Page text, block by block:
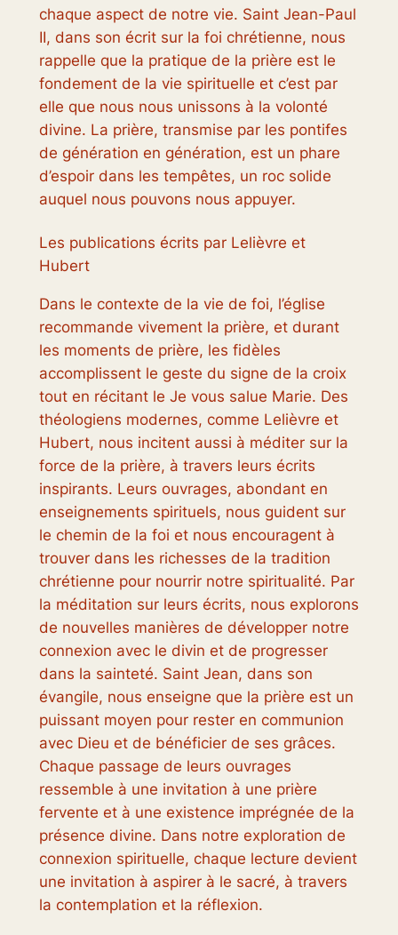
chaque aspect de notre vie. Saint Jean-Paul
II, dans son écrit sur la foi chrétienne, nous
rappelle que la pratique de la prière est le
fondement de la vie spirituelle et c’est par
elle que nous nous unissons à la volonté
divine. La prière, transmise par les pontifes
de génération en génération, est un phare
d’espoir dans les tempêtes, un roc solide
auquel nous pouvons nous appuyer.
Les publications écrits par Lelièvre et
Hubert
Dans le contexte de la vie de foi, l’église
recommande vivement la prière, et durant
les moments de prière, les fidèles
accomplissent le geste du signe de la croix
tout en récitant le Je vous salue Marie. Des
théologiens modernes, comme Lelièvre et
Hubert, nous incitent aussi à méditer sur la
force de la prière, à travers leurs écrits
inspirants. Leurs ouvrages, abondant en
enseignements spirituels, nous guident sur
le chemin de la foi et nous encouragent à
trouver dans les richesses de la tradition
chrétienne pour nourrir notre spiritualité. Par
la méditation sur leurs écrits, nous explorons
de nouvelles manières de développer notre
connexion avec le divin et de progresser
dans la sainteté. Saint Jean, dans son
évangile, nous enseigne que la prière est un
puissant moyen pour rester en communion
avec Dieu et de bénéficier de ses grâces.
Chaque passage de leurs ouvrages
ressemble à une invitation à une prière
fervente et à une existence imprégnée de la
présence divine. Dans notre exploration de
connexion spirituelle, chaque lecture devient
une invitation à aspirer à le sacré, à travers
la contemplation et la réflexion.